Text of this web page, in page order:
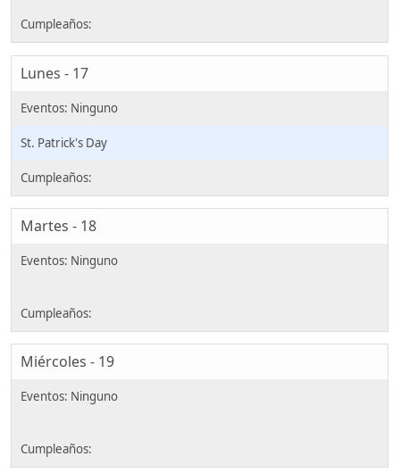
Lunes - 17
St. Patrick's Day
Martes - 18
Miércoles - 19